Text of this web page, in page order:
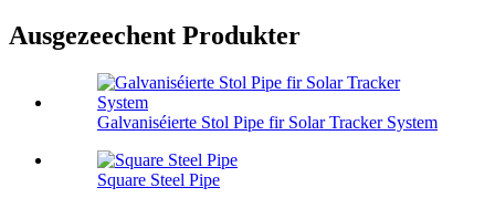
Ausgezeechent Produkter
Galvaniséierte Stol Pipe fir Solar Tracker System
Square Steel Pipe